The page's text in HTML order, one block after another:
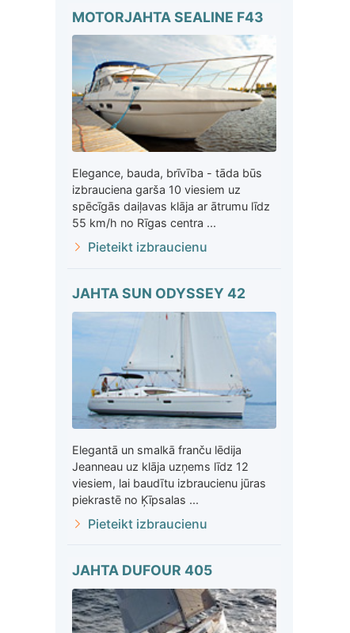
MOTORJAHTA SEALINE F43
Elegance, bauda, brīvība - tāda būs
izbrauciena garša 10 viesiem uz
spēcīgās daiļavas klāja ar ātrumu līdz
55 km/h no Rīgas centra ...
Pieteikt izbraucienu
JAHTA SUN ODYSSEY 42
Elegantā un smalkā franču lēdija
Jeanneau uz klāja uzņems līdz 12
viesiem, lai baudītu izbraucienu jūras
piekrastē no Ķīpsalas ...
Pieteikt izbraucienu
JAHTA DUFOUR 405